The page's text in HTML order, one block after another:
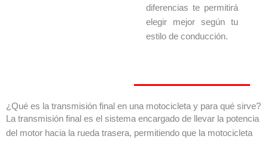
diferencias te permitirá
elegir mejor según tu
estilo de conducción.
¿Qué es la transmisión final en una motocicleta y para qué sirve?
La transmisión final es el sistema encargado de llevar la potencia
del motor hacia la rueda trasera, permitiendo que la motocicleta